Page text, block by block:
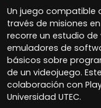
Un juego compatible
través de misiones
recorre un estudio de
emuladores de
básicos sobre
de un videojuego.
colaboración con
Universidad UTEC.